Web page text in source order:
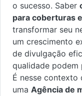
o sucesso. Saber
para coberturas
transformar seu
um crescimento
de divulgação
qualidade podem
É nesse contexto
uma Agência de